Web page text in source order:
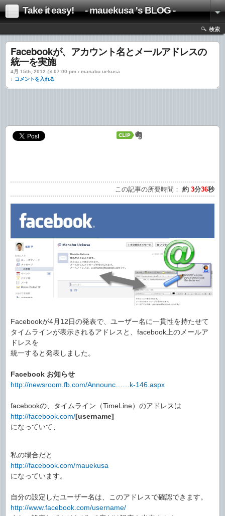
Take it easy! - mauekusa 's BLOG -
検索
Facebookが、アカウント名とメールアドレスの
統一を実施
4月 15th, 2012 @ 07:00 pm › manabu uekusa
↓ コメントを入れる
この記事の所要時間： 約 3分36秒
Facebookが4月12日の発表で、ユーザー名に一貫性を持たせて
タイムラインが表示されるアドレスと、facebook上のメールア
ドレスを
統一すると発表しました。
Facebook お知らせ
http://newsroom.fb.com/Announc……k-146.aspx
facebookの、タイムライン（TimeLine）のアドレスは
http://facebook.com/[username]
になっていて、
私の場合だと
http://facebook.com/mauekusa
になっています。
自分の設定したユーザー名は、このアドレスで確認できます。
http://www.facebook.com/username/